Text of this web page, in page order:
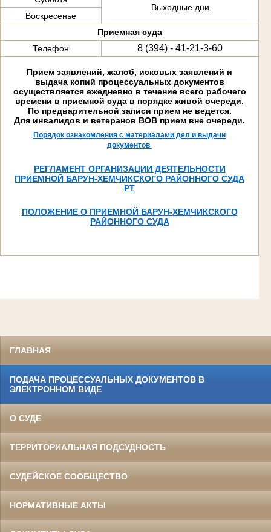
Выходные дни
Воскресенье
Приемная суда
Телефон
8 (394) - 41-21-3-60
Прием заявлений, жалоб, исковых заявлений и
выдача копий процессуальных документов
осуществляется ежедневно в течение всего рабочего
времени в приемной суда в порядке живой очереди.
По предварительной записи прием не ведется.
Для инвалидов и ветеранов ВОВ прием вне очереди.
Порядок ознакомления с материалами дел и выдачи
документов
РЕГЛАМЕНТ ОРГАНИЗАЦИИ ДЕЯТЕЛЬНОСТИ
ПРИЕМНОЙ БАРУН-ХЕМЧИКСКОГО РАЙОННОГО СУДА
РТ
ПОЛОЖЕНИЕ О ПРИЕМНОЙ БАРУН-ХЕМЧИКСКОГО
РАЙОННОГО СУДА
ГЛАВНАЯ
ПОДАЧА ПРОЦЕССУАЛЬНЫХ ДОКУМЕНТОВ В
ЭЛЕКТРОННОМ ВИДЕ
О СУДЕ
ТЕРРИТОРИАЛЬНАЯ ПОДСУДНОСТЬ
СУДЕЙСКОЕ СООБЩЕСТВО
НОРМАТИВНЫЕ АКТЫ